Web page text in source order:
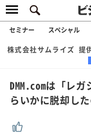
セミナー スペシャル
株式会社サムライズ 提
DMM.comは「レ
らいかに脱却し